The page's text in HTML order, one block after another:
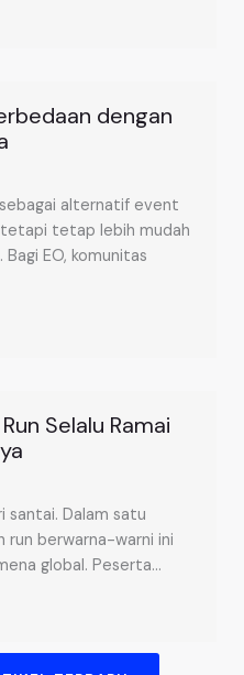
dengan
alternatif event
tetapi tetap lebih mudah
EO, komunitas
Selalu Ramai
santai. Dalam satu
berwarna-warni ini
global. Peserta...